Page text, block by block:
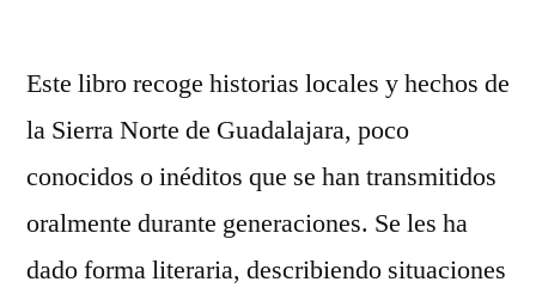
Este libro recoge historias locales y hechos de
la Sierra Norte de Guadalajara, poco
conocidos o inéditos que se han transmitidos
oralmente durante generaciones. Se les ha
dado forma literaria, describiendo situaciones